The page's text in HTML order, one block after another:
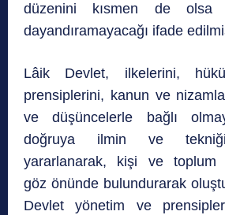
düzenini kısmen de olsa
dayandıramayacağı ifade
Lâik Devlet, ilkelerini,
prensiplerini, kanun ve
ve düşüncelerle bağlı
doğruya ilmin ve
yararlanarak, kişi ve toplum
göz önünde bulundurarak
Devlet yönetim ve